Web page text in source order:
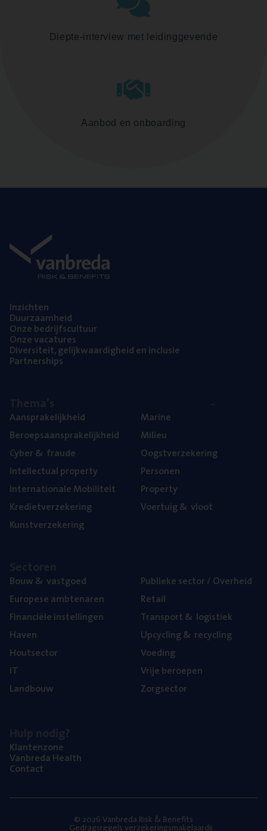
Diepte-interview met leidinggevende
Aanbod en onboarding
Inzich­ten
Duur­zaam­heid
Onze bedrijfs­cul­tuur
Onze vaca­tu­res
Diver­si­teit, gelijk­waar­dig­heid en inclusie
Part­ner­ships
Aan­spra­ke­lijk­heid
Beroeps­aan­spra­ke­lijk­heid
Cyber& fraude
Intel­lec­tu­al property
Inter­na­ti­o­na­le Mobiliteit
Kre­diet­ver­ze­ke­ring
Kunst­ver­ze­ke­ring
Mari­ne
Mili­eu
Oogst­ver­ze­ke­ring
Per­so­nen
Pro­per­ty
Voer­tuig& vloot
Bouw& vastgoed
Euro­pe­se ambtenaren
Finan­ci­ë­le instellingen
Haven
Hout­sec­tor
IT
Land­bouw
Publie­ke sec­tor / Overheid
Retail
Trans­port& logistiek
Upcy­cling& recycling
Voe­ding
Vrije beroe­pen
Zorg­sec­tor
Klan­ten­zo­ne
Van­b­re­da Health
Con­tact
© 2026 Vanbreda Risk & Benefits
Gedragsregels verzekeringsmakelaardij